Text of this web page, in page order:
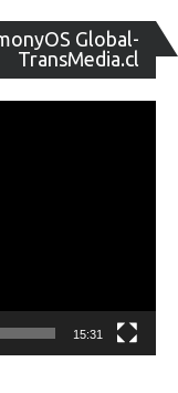
Global-
TransMedia.cl
de
15:31